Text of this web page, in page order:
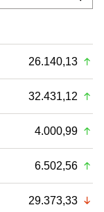
26.140,13
32.431,12
4.000,99
6.502,56
29.373,33